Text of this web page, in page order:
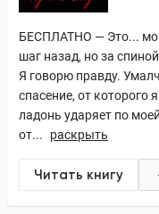
БЕСПЛАТНО — Это...
шаг назад, но за
Я говорю правду.
спасение, от
ладонь ударяет по
от...
раскрыть
Читать книгу